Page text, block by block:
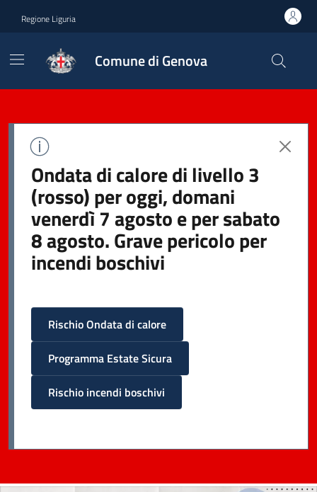
Regione Liguria
Comune di Genova
Ondata di calore di livello 3
(rosso) per oggi, domani
venerdì 7 agosto e per sabato
8 agosto. Grave pericolo per
incendi boschivi
Rischio Ondata di calore
Programma Estate Sicura
Rischio incendi boschivi